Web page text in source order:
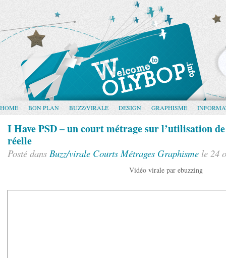
HOME BON PLAN BUZZ/VIRALE DESIGN GRAPHISME
I Have PSD – un court métrage sur l’utilisation
réelle
Posté dans Buzz/virale Courts Métrages Graphisme le 24
Vidéo virale par ebuzzing